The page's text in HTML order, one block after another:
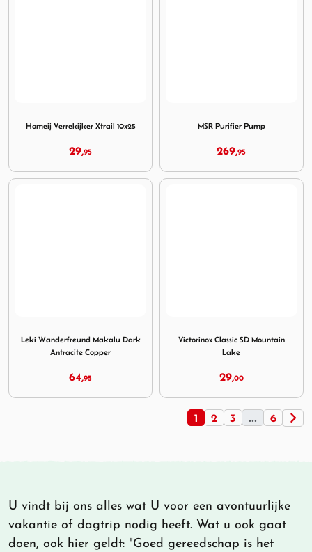
Homeij Verrekijker Xtrail 10x25
29,95
MSR Purifier Pump
269,95
Leki Wanderfreund Makalu Dark
Antracite Copper
64,95
Victorinox Classic SD Mountain
Lake
29,00
1 2 3 ... 6
U vindt bij ons alles wat U voor een avontuurlijke
vakantie of dagtrip nodig heeft. Wat u ook gaat
doen, ook hier geldt: "Goed gereedschap is het